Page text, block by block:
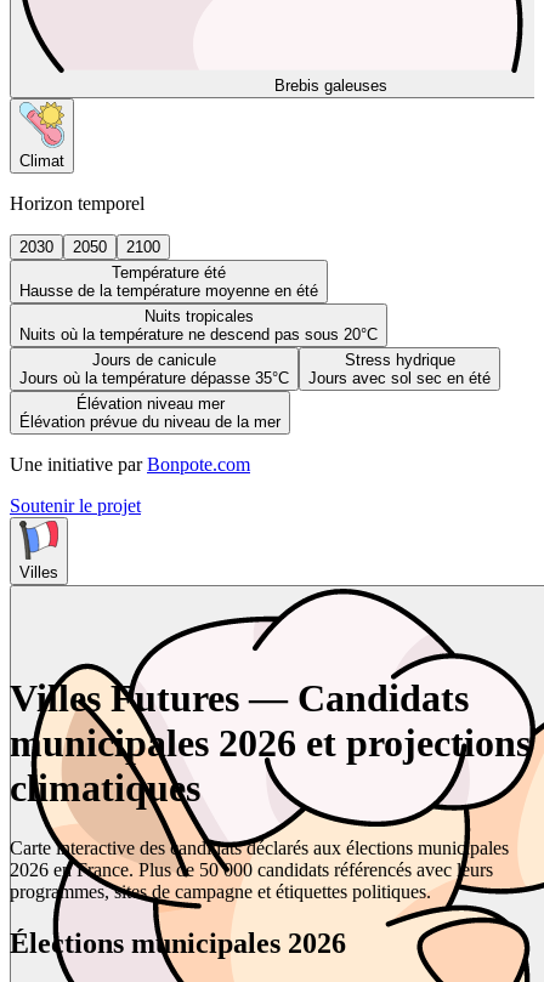
Brebis galeuses
Climat
Horizon temporel
2030 2050
2100
Température été
Hausse de la température moyenne en été
Nuits tropicales
Nuits où la température ne descend pas sous 20°C
Jours de canicule
Jours où la température dépasse 35°C
Stress hydrique
Jours avec sol sec en été
Élévation niveau mer
Élévation prévue du niveau de la mer
Une initiative par Bonpote.com
Soutenir le projet
Villes
Villes Futures — Candidats
municipales 2026 et projections
climatiques
Carte interactive des candidats déclarés aux élections municipales
2026 en France. Plus de 50 000 candidats référencés avec leurs
programmes, sites de campagne et étiquettes politiques.
Élections municipales 2026